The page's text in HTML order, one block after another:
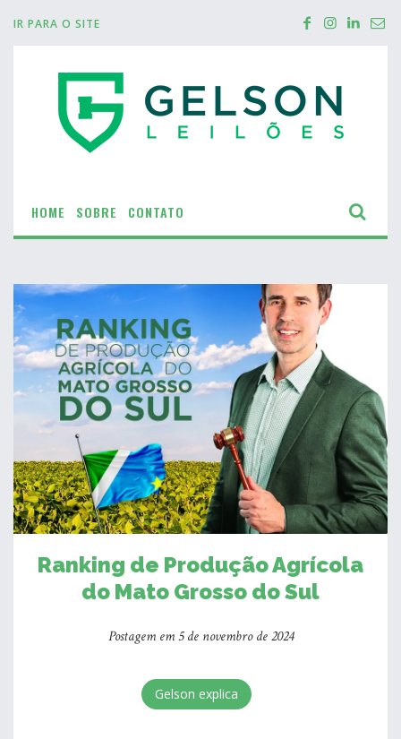
IR PARA O SITE
HOME SOBRE CONTATO
Ranking de Produção Agrícola
do Mato Grosso do Sul
Postagem em 5 de novembro de 2024
Gelson explica